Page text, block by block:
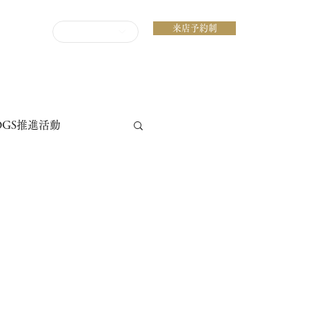
来店予約制
推進活動